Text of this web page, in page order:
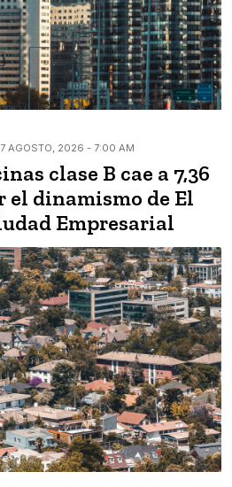
7 AGOSTO, 2026 - 7:00 AM
clase B cae a 7,36
el dinamismo de El
Empresarial